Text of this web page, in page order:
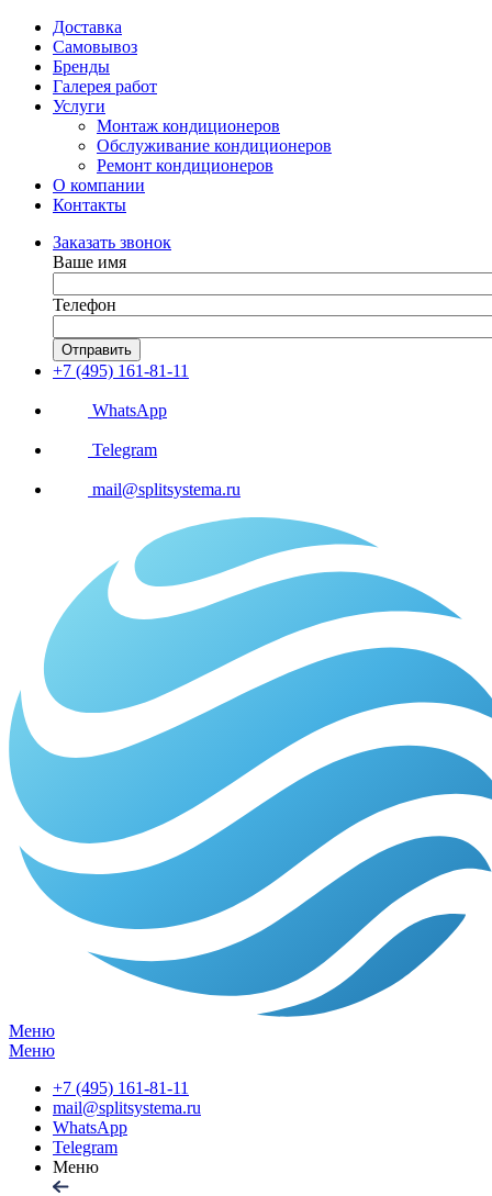
Доставка
Самовывоз
Бренды
Галерея работ
Услуги
Монтаж кондиционеров
Обслуживание кондиционеров
Ремонт кондиционеров
О компании
Контакты
Заказать звонок
Ваше имя
Телефон
Отправить
+7 (495) 161-81-11
WhatsApp
Telegram
mail@splitsystema.ru
Меню
Меню
+7 (495) 161-81-11
mail@splitsystema.ru
WhatsApp
Telegram
Меню